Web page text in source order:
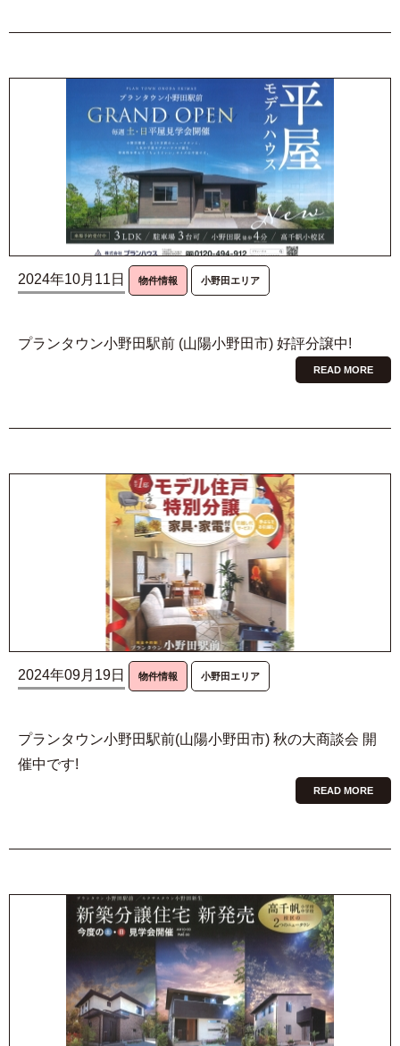
2024年10月11日 物件情報 小野田エリア
プランタウン小野田駅前 (山陽小野田市) 好評分譲中!
READ MORE
2024年09月19日 物件情報 小野田エリア
プランタウン小野田駅前(山陽小野田市) 秋の大商談会 開
催中です!
READ MORE